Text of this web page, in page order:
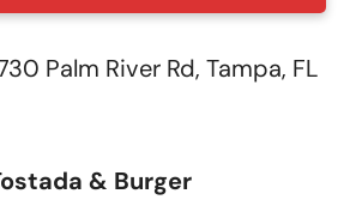
Palm River Rd, Tampa, FL
& Burger